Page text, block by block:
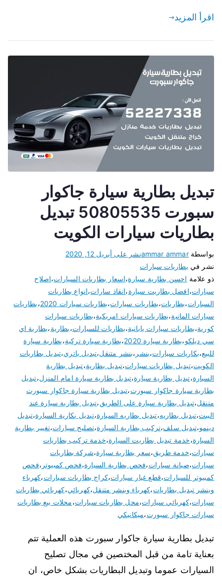
اقرأ المزيد
تبديل بطارية سيارة جاكوار
سبورت 50805535 تبديل
بطاريات سيارات الكويت
بواسطةammar ammarنشر على أبريل 12, 2020
نشر في بطاريات سيارات
ذو علامة احسن بطارية سيارة،اسعار بطاريات السيارات،اصلاح
سيارات،افضل بطاريت سيارة،انقاذ سارات،انواع بطاريات
السيارات،بطاريات،بطاريات سيارات،بطاريات سيارات 2020 ،بطاريات
سيارات المانية،بطاريات سيارات امريكية،بطاريات سيارات
كورية،بطاريات سيارات يابانية،بطاريات للسيارات،بطارية،بطارية اي
سي ديلكو،بطارية سيارة 2020 ،بطارية سيارة تركية،بطارية سيارة
للبيع،بكاريات سيارات،بنشر ،بنشر متنقل،تبديل باتري،تبديل بطاريات
الكويت،تبديل بطاريات سيارات،تبديل بطارية،تبديل بطارية
السيارة،تبديل بطارية سيارة،تبديل بطارية سيارة امام المنزل،تبديل
بطارية سيارة جاكوار سبورت،تبديل بطارية سيارة جاكوار سبورت
متنقل،تبديل بطارية سيارة على الطريق،تبديل بطارية سيارة عند
البيت،تبديل بطاريه،تبديل بطاريه السيارة،تبديل بكارية السيارة،تبديل
دينمو،تبديل سلف،تركيب بطارية السيارة،تصليح سيارات،تغيير بطارية
السيارة،خدمة تبديل بطاريت السيارة،خدمة تركيب بطاريات
سيارات،خدمة طريق،سعر بطارية سيارة،شركة بطاريات
سيارات،صيانة سيارات،فحص بطارية السيارة،فحص كمبيوتر ،فحص
كمبيوتر للسيارات،قطع غيار سيارات،كراج بطاريات سيارات،كهرباء
وبنشر تبديل بطاريات،كهرباء وبنشر متنقل،كهربائي،كهربائي بطاريات
سيارات،كهربائي سيارات،محل بطاريات سيارات،محلات بيع بطاريات
سيارات جاكوار سبورت،ميكانيكي
تبديل بطارية سيارة جاكوار سبورت هذه العملية تتم
بعناية تامة من قبل المختصين في مجال تصليح
السيارات عموما وتبديل البطاريات بشكل خاص، ان